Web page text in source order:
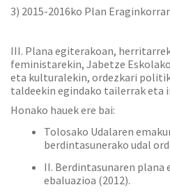
3) 2015-2016ko Plan
III. Plana egiterakoan,
feministarekin, Jabetze
eta kulturalekin, ordezkari
taldeekin egindako tailerrak eta
Honako hauek ere bai:
Tolosako Udalaren
berdintasunerako udal
II. Berdintasunaren plana
ebaluazioa (2012).